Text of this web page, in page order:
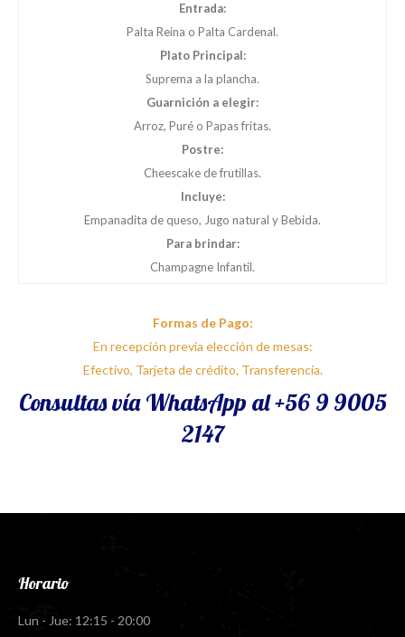
Entrada:
Palta Reina o Palta Cardenal.
Plato Principal:
Suprema a la plancha.
Guarnición a elegir:
Arroz, Puré o Papas fritas.
Postre:
Cheescake de frutillas.
Incluye:
Empanadita de queso, Jugo natural y Bebida.
Para brindar:
Champagne Infantil.
Formas de Pago:
En recepción previa elección de mesas:
Efectivo, Tarjeta de crédito, Transferencia.
Consultas vía WhatsApp al+56 9 9005
2147
Horario
Lun - Jue: 12:15 - 20:00